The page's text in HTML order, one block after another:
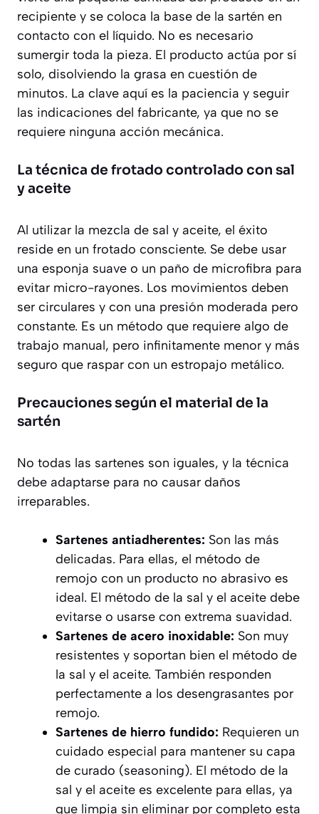
recipiente y se coloca la base de la sartén en
contacto con el líquido. No es necesario
sumergir toda la pieza. El producto actúa por sí
solo, disolviendo la grasa en cuestión de
minutos. La clave aquí es la paciencia y seguir
las indicaciones del fabricante, ya que no se
requiere ninguna acción mecánica.
La técnica de frotado controlado con sal
y aceite
Al utilizar la mezcla de sal y aceite, el éxito
reside en un frotado consciente. Se debe usar
una esponja suave o un paño de microfibra para
evitar micro-rayones. Los movimientos deben
ser circulares y con una presión moderada pero
constante. Es un método que requiere algo de
trabajo manual, pero infinitamente menor y más
seguro que raspar con un estropajo metálico.
Precauciones según el material de la
sartén
No todas las sartenes son iguales, y la técnica
debe adaptarse para no causar daños
irreparables.
Sartenes antiadherentes: Son las más
delicadas. Para ellas, el método de
remojo con un producto no abrasivo es
ideal. El método de la sal y el aceite debe
evitarse o usarse con extrema suavidad.
Sartenes de acero inoxidable: Son muy
resistentes y soportan bien el método de
la sal y el aceite. También responden
perfectamente a los desengrasantes por
remojo.
Sartenes de hierro fundido: Requieren un
cuidado especial para mantener su capa
de curado (seasoning). El método de la
sal y el aceite es excelente para ellas, ya
que limpia sin eliminar por completo esta